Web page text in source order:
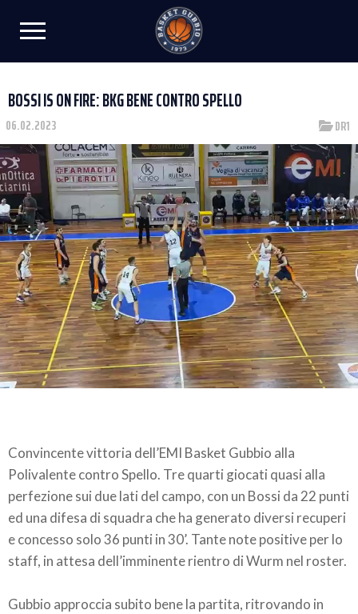
BOSSI IS ON FIRE: BKG BENE CONTRO SPELLO
06.02.2023 DR1
Convincente vittoria dell’EMI Basket Gubbio alla
Polivalente contro Spello. Tre quarti giocati quasi alla
perfezione sui due lati del campo, con un Bossi da 22 punti
ed una difesa di squadra che ha generato diversi recuperi
e concesso solo 36 punti in 30’. Tante note positive per lo
staff, in attesa dell’imminente rientro di Wurm nel roster.
Gubbio approccia subito bene la partita, ritrovando in